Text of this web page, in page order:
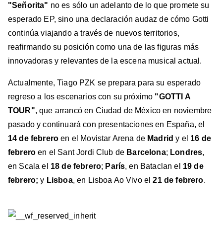
"Señorita" no es sólo un adelanto de lo que promete su
esperado EP, sino una declaración audaz de cómo Gotti
continúa viajando a través de nuevos territorios,
reafirmando su posición como una de las figuras más
innovadoras y relevantes de la escena musical actual.
Actualmente, Tiago PZK se prepara para su esperado
regreso a los escenarios con su próximo "GOTTI A
TOUR", que arrancó en Ciudad de México en noviembre
pasado y continuará con presentaciones en España, el
14 de febreroen el Movistar Arena deMadrid y el 16 de
febreroen el Sant Jordi Club de Barcelona; Londres,
en Scala el 18 de febrero; París, en Bataclan el 19 de
febrero; y Lisboa, en Lisboa Ao Vivo el 21 de febrero.